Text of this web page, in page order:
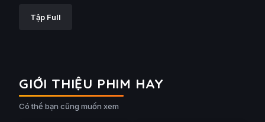
Tập Full
GIỚI THIỆU PHIM HAY
Có thể bạn cũng muốn xem